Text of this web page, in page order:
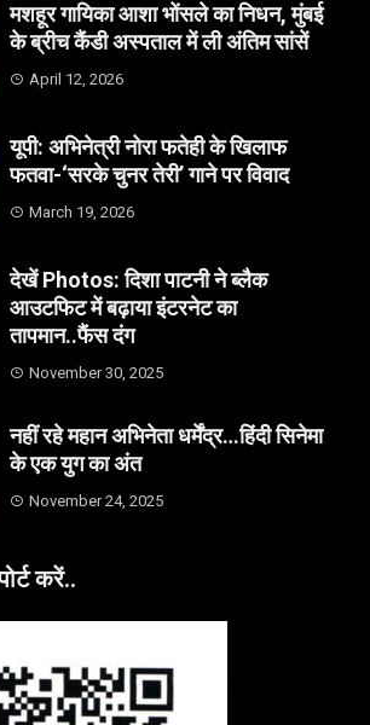
मशहूर गायिका आशा भोंसले का निधन, मुंबई
के ब्रीच कैंडी अस्पताल में ली अंतिम सांसें
April 12, 2026
यूपी: अभिनेत्री नोरा फतेही के खिलाफ
फतवा-‘सरके चुनर तेरी’ गाने पर विवाद
March 19, 2026
देखें Photos: दिशा पाटनी ने ब्लैक
आउटफिट में बढ़ाया इंटरनेट का
तापमान..फैंस दंग
November 30, 2025
नहीं रहे महान अभिनेता धर्मेंद्र…हिंदी सिनेमा
के एक युग का अंत
November 24, 2025
करें..